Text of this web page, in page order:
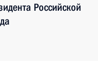
Российской